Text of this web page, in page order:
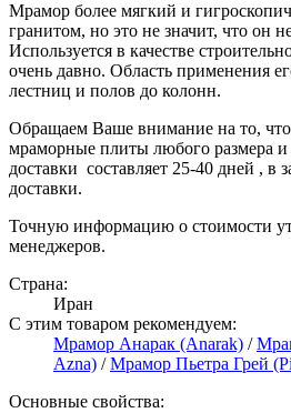
Мрамор более мягкий и
гранитом, но это не значит, что он
Используется в качестве
очень давно. Область применения
лестниц и полов до колонн.
Обращаем Ваше внимание на то,
мраморные плиты любого размера
доставки составляет 25-40 дней , в
доставки.
Точную информацию о стоимости
менеджеров.
Страна:
Иран
С этим товаром рекомендуем:
Мрамор Анарак (Anarak) /
Azna) /Мрамор Пьетра Грей
Основные свойства: